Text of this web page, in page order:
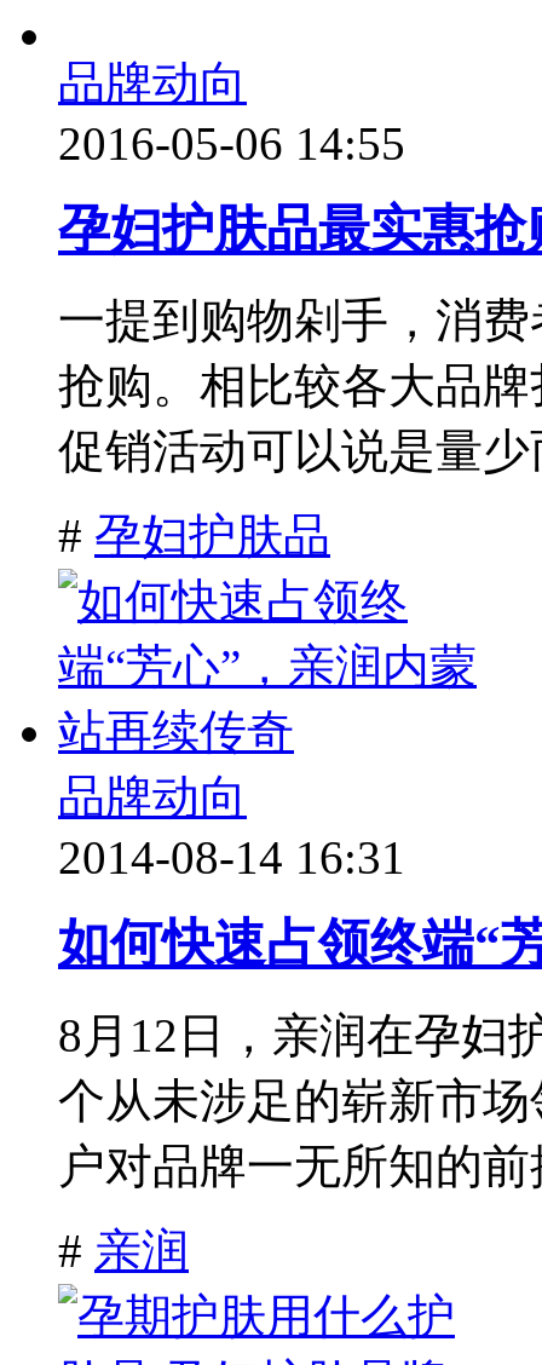
品牌动向
2016-05-06 14:55
孕妇护肤品最实惠
一提到购物剁手，消
抢购。相比较各大品
促销活动可以说是量少
# 孕妇护肤品
品牌动向
2014-08-14 16:31
如何快速占领终端“
8月12日，亲润在孕妇
个从未涉足的崭新市
户对品牌一无所知的
# 亲润